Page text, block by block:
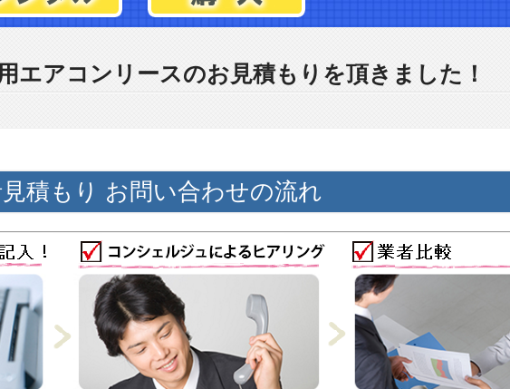
エアコンリースのお見積もりを頂きました！
積もり お問い合わせの流れ